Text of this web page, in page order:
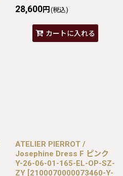
28,600円 (税込)
カートに入れる
ATELIER PIERROT /
Josephine Dress F ピンク
Y-26-06-01-165-EL-OP-SZ-
ZY [2100070000073460-Y-